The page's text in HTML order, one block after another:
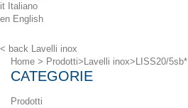
it Italiano
en English
< back Lavelli inox
Home > Prodotti> Lavelli inox> LISS20/5sb*
CATEGORIE
Prodotti